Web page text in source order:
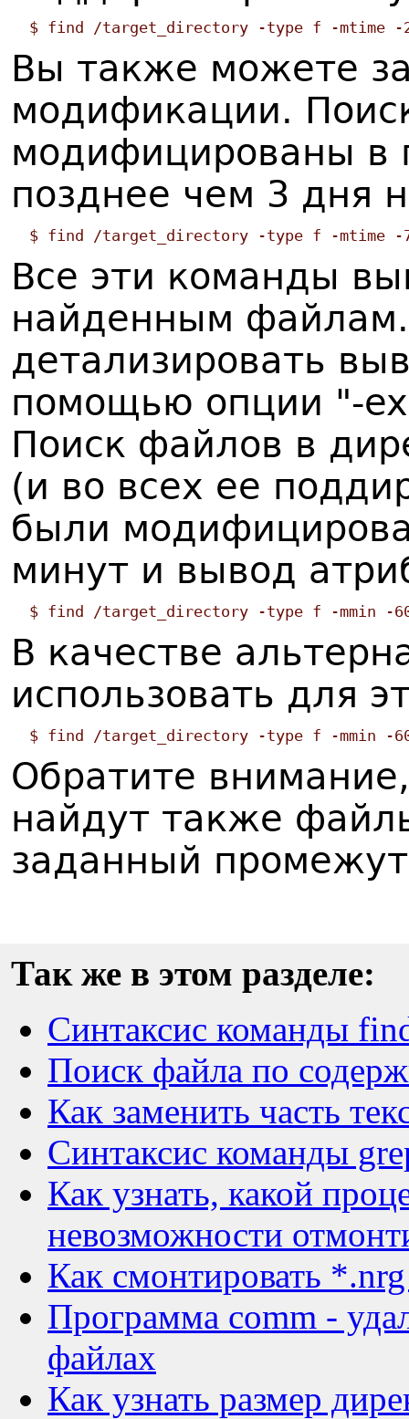
$ find /target_directory -type f -mtime -
Вы также можете
модификации.
модифицированы в
позднее чем 3 дня
$ find /target_directory -type f -mtime -
Все эти команды
найденным
детализировать
помощью опции "-
Поиск файлов в
(и во всех ее
были
минут и вывод
$ find /target_directory -type f -mmin
В качестве
использовать для
$ find /target_directory -type f -mmin -
Обратите
найдут также
заданный
Так же в этом разделе:
Синтаксис команды
Поиск файла по
Как заменить часть
Синтаксис команды
Как узнать, какой
невозможности
Как смонтировать
Программа comm -
файлах
Как узнать размер